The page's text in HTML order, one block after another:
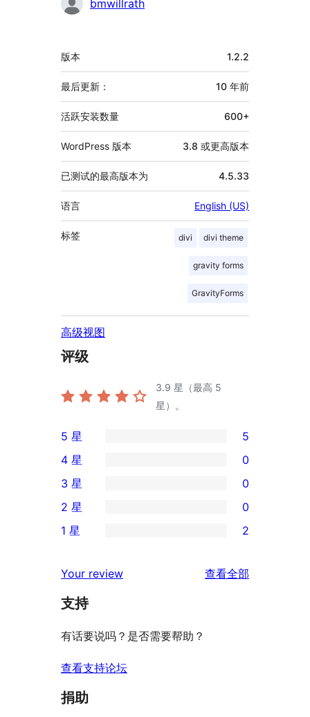
bmwillrath
额
外
信
息
版本 1.2.2
最后更新： 10 年前
活跃安装数量 600+
WordPress 版本 3.8 或更高版本
已测试的最高版本为 4.5.33
语言 English (US)
标签 divi divi theme
gravity forms
GravityForms
高级视图
评级
3.9 星（最高 5
星）。
5
条
5
星
评
5 星 5
条
4
星
价
4 星 0
0
条
3
评
价
3 星 0
条
星
评
2 星 0
1
星
价
1 星 2
Your review 查看全部
支持
有话要说吗？是否需要帮助？
查看支持论坛
捐助